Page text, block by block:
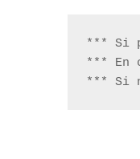
*** Si
*** En
*** Si